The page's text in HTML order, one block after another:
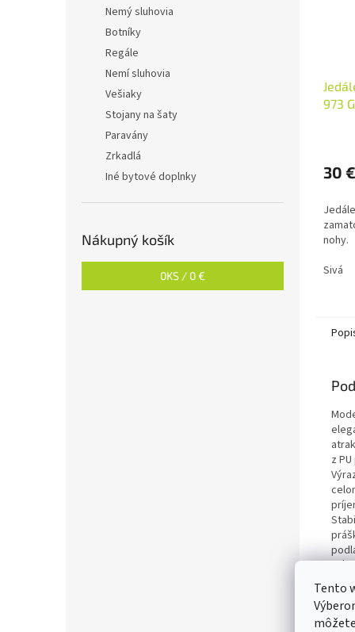
Tento
Nemý sluhovia
Botníky
Regále
Nemí sluhovia
Vešiaky
Stojany na šaty
Paravány
Zrkadlá
Iné bytové doplnky
Nákupný košík
0KS / 0 €
973
30 €
Sivá
z
do